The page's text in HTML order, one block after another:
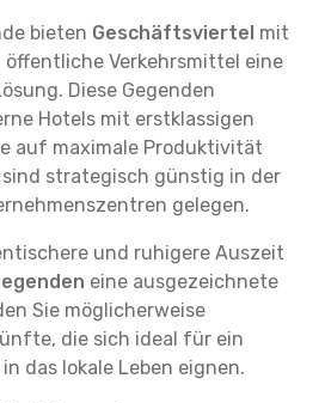
bieten Geschäftsviertel mit
Verkehrsmittel eine
Diese Gegenden
Hotels mit erstklassigen
auf maximale Produktivität
strategisch günstig in der
gelegen.
und ruhigere Auszeit
eine ausgezeichnete
Sie möglicherweise
die sich ideal für ein
das lokale Leben eignen.